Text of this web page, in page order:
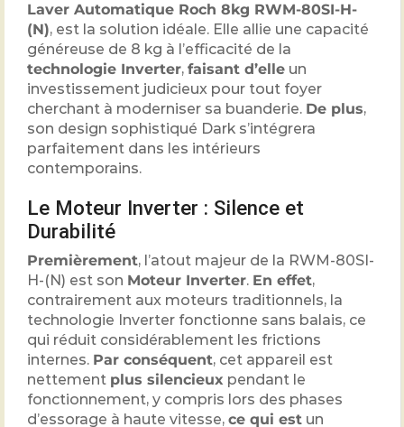
Laver Automatique Roch 8kg RWM-80SI-H-
(N), est la solution idéale. Elle allie une capacité
généreuse de 8 kg à l’efficacité de la
technologie Inverter, faisant d’elle un
investissement judicieux pour tout foyer
cherchant à moderniser sa buanderie. De plus,
son design sophistiqué Dark s’intégrera
parfaitement dans les intérieurs
contemporains.
Le Moteur Inverter : Silence et
Durabilité
Premièrement, l’atout majeur de la RWM-80SI-
H-(N) est son Moteur Inverter. En effet,
contrairement aux moteurs traditionnels, la
technologie Inverter fonctionne sans balais, ce
qui réduit considérablement les frictions
internes. Par conséquent, cet appareil est
nettement plus silencieux pendant le
fonctionnement, y compris lors des phases
d’essorage à haute vitesse, ce qui est un